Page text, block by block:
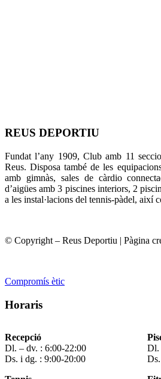
REUS DEPORTIU
Fundat l’any 1909, Club amb 11
Reus. Disposa també de les
amb gimnàs, sales de càrdio
d’aigües amb 3 piscines interiors, 2
a les instal·lacions del tennis-pàdel, així
© Copyright – Reus Deportiu | Pàgina
Compromís ètic
Horaris
Recepció
Dl. – dv. : 6:00-22:00
Ds. i dg. : 9:00-20:00
Dl.